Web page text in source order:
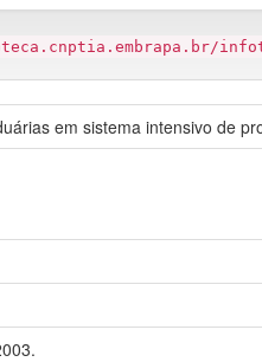
em sistema intensivo de